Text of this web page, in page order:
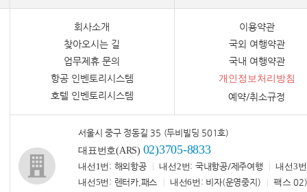
회사소개
찾아오시는 길
업무제휴 문의
항공 인벤토리시스템
호텔 인벤토리시스템
이용약관
국외 여행약관
국내 여행약관
개인정보처리방침
예약/취소규정
서울시 중구 정동길 35 (두비빌딩 501호)
대표번호(ARS) 02)3705-8833
내선1번 : 해외항공 내선2번: 국내항공/제주여행 내선3번
내선5번 : 렌터카,패스 내선6번 : 비자(운영중지) 팩스